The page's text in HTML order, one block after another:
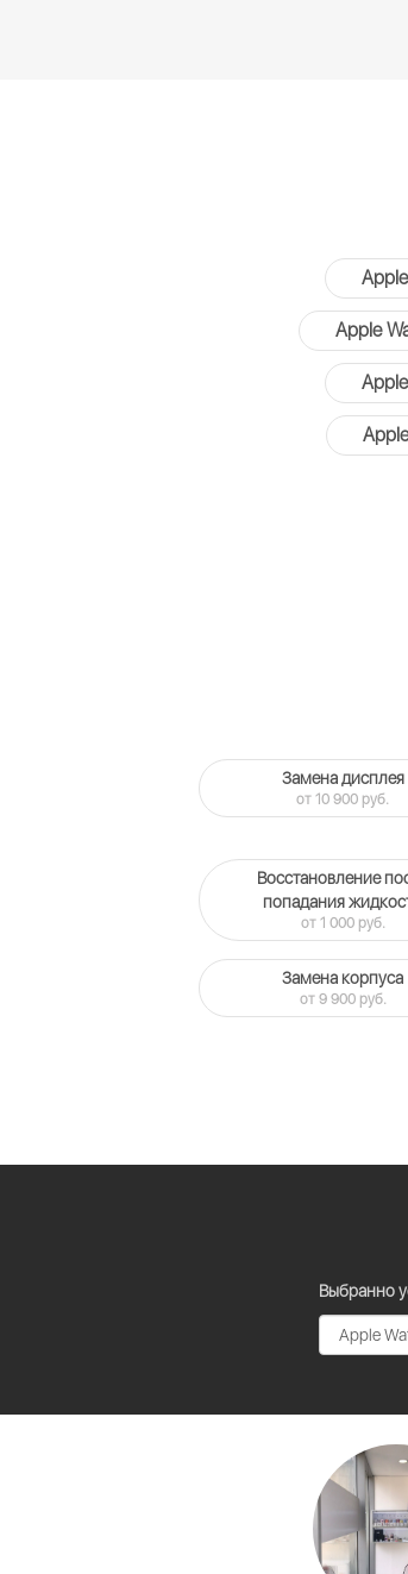
Apple
Замена дисплея
от 10 900 руб.
Восстановление
попадания
от 1 000 руб.
Замена корпуса
от 9 900 руб.
Выбранно